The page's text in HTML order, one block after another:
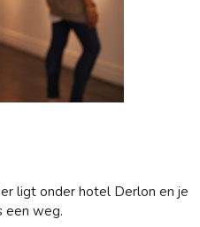
ligt onder hotel Derlon en je
een weg.